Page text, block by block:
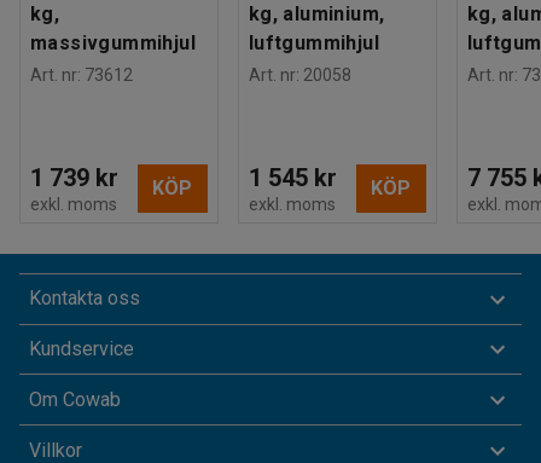
kg,
massivgummihjul
Art. nr: 73612
1 739 kr
exkl. moms
KÖP
kg, aluminium,
luftgummihjul
Art. nr: 20058
1 545 kr
exkl. moms
KÖP
kg,
Art. nr:
7 755
exkl.
Kontakta oss
Kundservice
Om Cowab
Villkor